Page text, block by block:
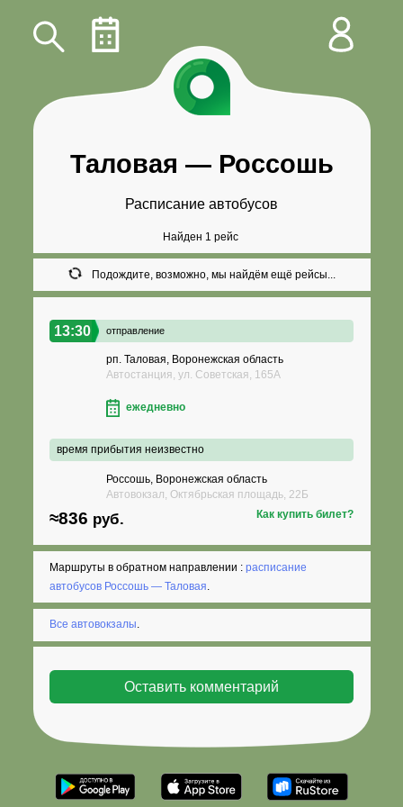
Таловая — Россошь
Расписание автобусов
Найден 1 рейс
Подождите, возможно, мы найдём ещё рейсы...
13:30 отправление
рп. Таловая, Воронежская область
Автостанция, ул. Советская, 165А
ежедневно
время прибытия неизвестно
Россошь, Воронежская область
Автовокзал, Октябрьская площадь, 22Б
≈836 руб. Как купить билет?
Маршруты в обратном направлении :расписание
автобусов Россошь — Таловая.
Все автовокзалы.